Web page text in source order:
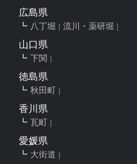
広島県
八丁堀 流川・薬研堀
山口県
下関
徳島県
秋田町
香川県
瓦町
愛媛県
大街道